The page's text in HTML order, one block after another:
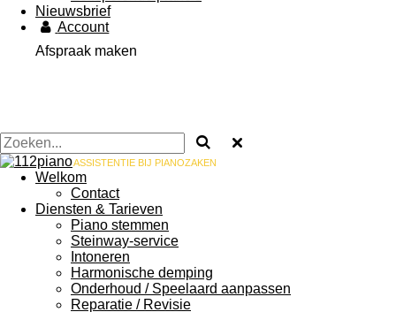
Nieuwsbrief
Account
Afspraak maken
ASSISTENTIE BIJ PIANOZAKEN
Welkom
Contact
Diensten & Tarieven
Piano stemmen
Steinway-service
Intoneren
Harmonische demping
Onderhoud / Speelaard aanpassen
Reparatie / Revisie